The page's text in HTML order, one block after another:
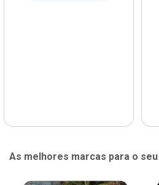
As melhores marcas para o